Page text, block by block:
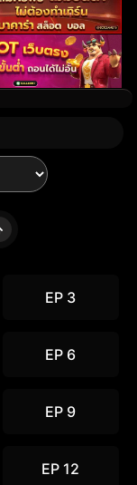
EP 3
EP 6
EP 9
EP 12